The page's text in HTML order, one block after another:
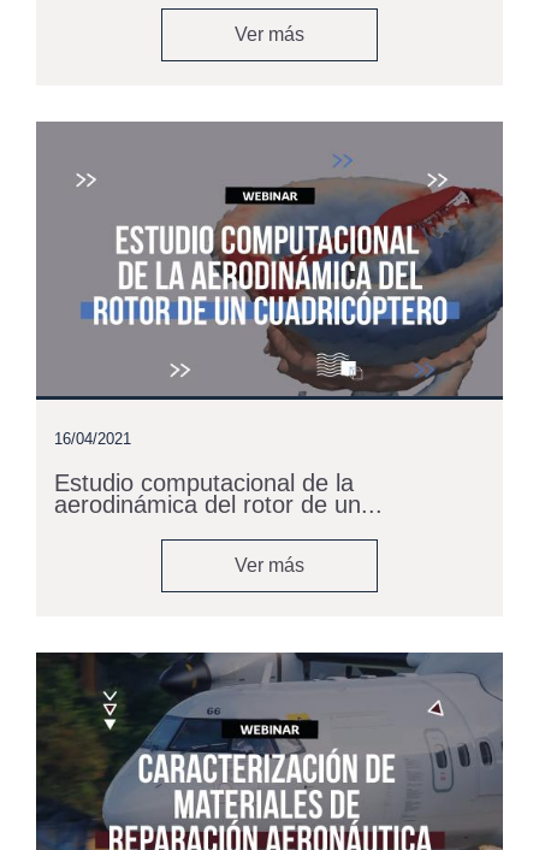
Ver más
16/04/2021
Estudio computacional de la
aerodinámica del rotor de un...
Ver más